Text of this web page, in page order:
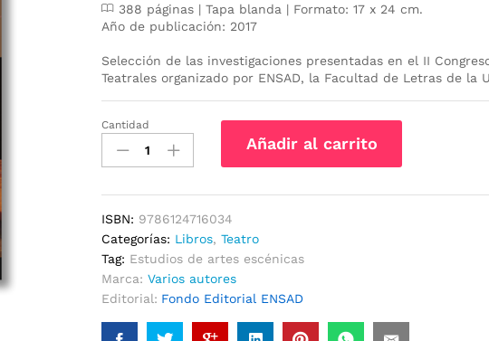
388 páginas | Tapa blanda | Formato: 17 x 24 cm.
Año de publicación: 2017
Selección de las investigaciones presentadas en el II
Teatrales organizado por ENSAD, la Facultad de Letras de la
Puesta
escena
problemas
de
teatro
cantidad
Cantidad
Añadir al carrito
ISBN: 9786124716034
Categorías: Libros,Teatro
Tag: Estudios de artes escénicas
Marca:Varios autores
Editorial: Fondo Editorial ENSAD